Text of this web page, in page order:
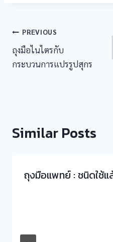
Post
navigation
PREVIOUS
ถุงมือไนไตรกับ
กระบวนการแปรรูปสุกร
Similar Posts
ถุงมือแพทย์ : ชนิดใช้แ